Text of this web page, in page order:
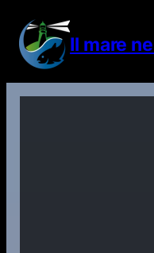
contenuto
Il mare